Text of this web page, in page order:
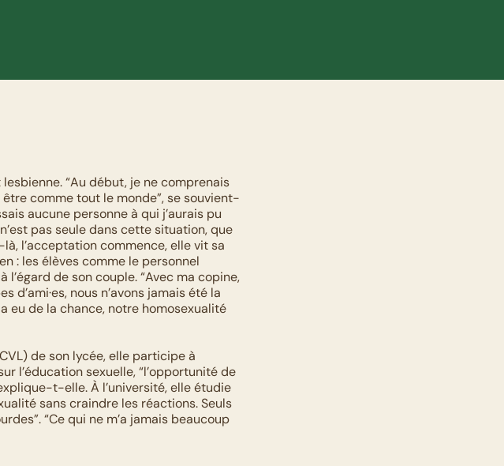
“Au début, je ne comprenais
être comme tout le monde”, se souvient-
aucune personne à qui j’aurais pu
pas seule dans cette situation, que
l’acceptation commence, elle vit sa
: les élèves comme le personnel
de son couple. “Avec ma copine,
nous n’avons jamais été la
eu de la chance, notre homosexualité
de son lycée, elle participe à
l’éducation sexuelle, “l’opportunité de
t-elle. À l’université, elle étudie
sans craindre les réactions. Seuls
“Ce qui ne m’a jamais beaucoup